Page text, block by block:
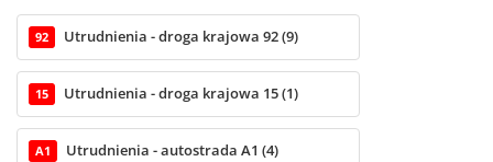
92 Utrudnienia - droga krajowa 92 (9)
15 Utrudnienia - droga krajowa 15 (1)
A1 Utrudnienia - autostrada A1 (4)